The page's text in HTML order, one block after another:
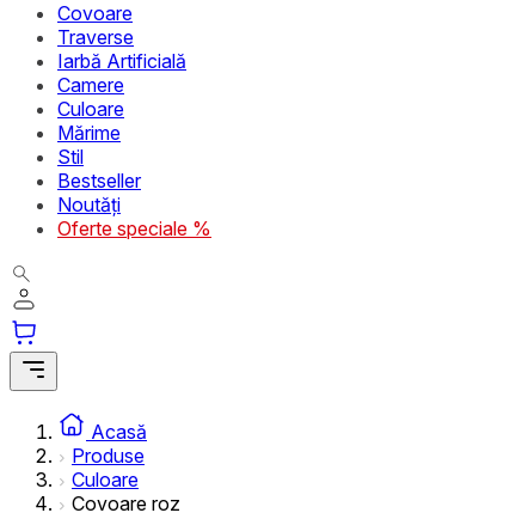
Covoare
Traverse
Iarbă Artificială
Camere
Culoare
Mărime
Stil
Bestseller
Noutăți
Oferte speciale %
Acasă
Produse
Culoare
Covoare roz